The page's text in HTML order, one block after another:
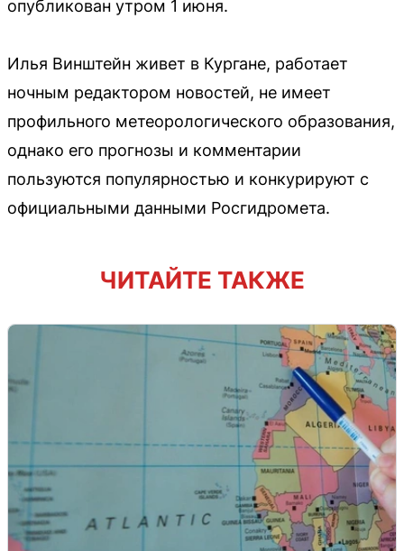
опубликован утром 1 июня.
Илья Винштейн живет в Кургане, работает
ночным редактором новостей, не имеет
профильного метеорологического образования,
однако его прогнозы и комментарии
пользуются популярностью и конкурируют с
официальными данными Росгидромета.
ЧИТАЙТЕ ТАКЖЕ